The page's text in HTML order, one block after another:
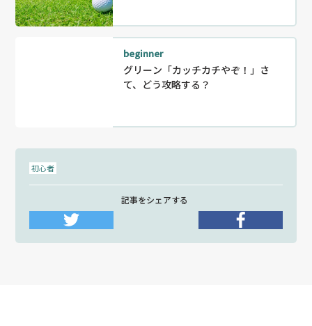
beginner
グリーン「カッチカチやぞ！」さ
て、どう攻略する？
初心者
記事をシェアする